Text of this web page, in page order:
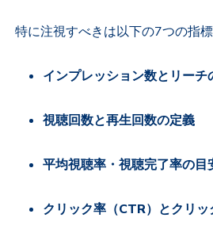
特に注視すべきは以下の7つの指標
インプレッション数とリーチ
視聴回数と再生回数の定義
平均視聴率・視聴完了率の目
クリック率（CTR）とクリ